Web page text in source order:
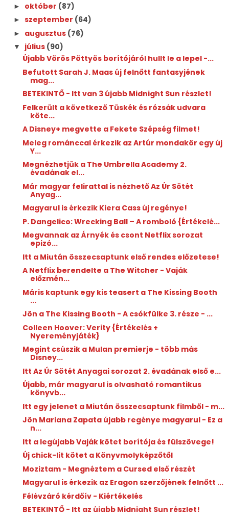
► október (87)
► szeptember (64)
► augusztus (76)
▼ július (90)
Újabb Vörös Pöttyös borítójáról hullt le a lepel -...
Befutott Sarah J. Maas új felnőtt fantasyjének
mag...
BETEKINTŐ - Itt van 3 újabb Midnight Sun részlet!
Felkerült a következő Tüskék és rózsák udvara
köte...
A Disney+ megvette a Fekete Szépség filmet!
Meleg románccal érkezik az Artúr mondakör egy új
Y...
Megnézhetjük a The Umbrella Academy 2.
évadának el...
Már magyar felirattal is nézhető Az Úr Sötét
Anyag...
Magyarul is érkezik Kiera Cass új regénye!
P. Dangelico: Wrecking ​Ball – A romboló {Értékelé...
Megvannak az Árnyék és csont Netflix sorozat
epizó...
Itt a Miután összecsaptunk első rendes előzetese!
A Netflix berendelte a The Witcher - Vaják
előzmén...
Máris kaptunk egy kis teasert a The Kissing Booth
...
Jön a The Kissing Booth - A csókfülke 3. része - ...
Colleen Hoover: Verity {Értékelés +
Nyereményjáték}
Megint csúszik a Mulan premierje - több más
Disney...
Itt Az Úr Sötét Anyagai sorozat 2. évadának első e...
Újabb, már magyarul is olvasható romantikus
könyvb...
Itt egy jelenet a Miután összecsaptunk filmből - m...
Jön Mariana Zapata újabb regénye magyarul - Ez a
n...
Itt a legújabb Vaják kötet borítója és fülszövege!
Új chick-lit kötet a Könyvmolyképzőtől
Moziztam - Megnéztem a Cursed első részét
Magyarul is érkezik az Eragon szerzőjének felnőtt ...
Félévzáró kérdőív - Kiértékelés
BETEKINTŐ - Itt az újabb Midnight Sun részlet!